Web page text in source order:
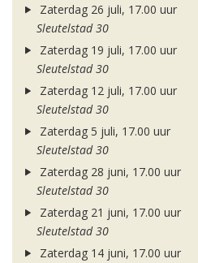
Zaterdag 26 juli, 17.00 uur
Sleutelstad 30
Zaterdag 19 juli, 17.00 uur
Sleutelstad 30
Zaterdag 12 juli, 17.00 uur
Sleutelstad 30
Zaterdag 5 juli, 17.00 uur
Sleutelstad 30
Zaterdag 28 juni, 17.00 uur
Sleutelstad 30
Zaterdag 21 juni, 17.00 uur
Sleutelstad 30
Zaterdag 14 juni, 17.00 uur